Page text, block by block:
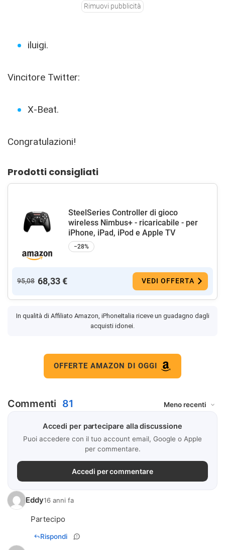
Rimuovi pubblicità
iluigi.
Vincitore Twitter:
X-Beat.
Congratulazioni!
Prodotti consigliati
SteelSeries Controller di gioco
wireless Nimbus+ - ricaricabile - per
iPhone, iPad, iPod e Apple TV
−28%
95,08 68,33 € VEDI OFFERTA
In qualità di Affiliato Amazon, iPhoneItalia riceve un guadagno dagli
acquisti idonei.
OFFERTE AMAZON DI OGGI
Commenti 81
Accedi per partecipare alla discussione
Puoi accedere con il tuo account email, Google o Apple
per commentare.
Accedi per commentare
Eddy16 anni fa
Partecipo
Rispondi